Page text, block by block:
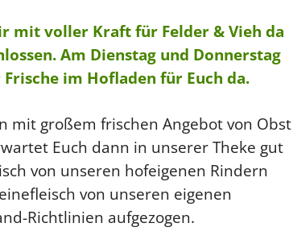
mit voller Kraft für Felder & Vieh da
Am Dienstag und Donnerstag
im Hofladen für Euch da.
mit großem frischen Angebot von Obst
Euch dann in unserer Theke gut
von unseren hofeigenen Rindern
von unseren eigenen
Richtlinien aufgezogen.